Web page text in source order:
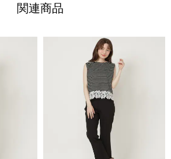
関連商品